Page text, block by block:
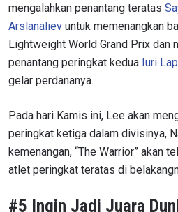
mengalahkan penantang teratas
Arslanaliev untuk memenangkan
Lightweight World Grand Prix dan
penantang peringkat kedua Iuri
gelar perdananya.
Pada hari Kamis ini, Lee akan
peringkat ketiga dalam divisinya,
kemenangan, “The Warrior” akan
atlet peringkat teratas di
#5 Ingin Jadi Juara